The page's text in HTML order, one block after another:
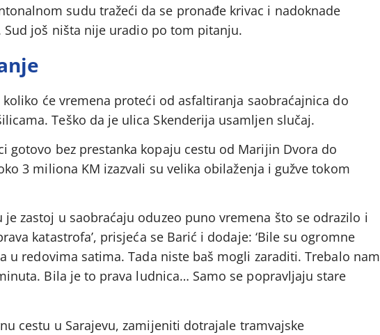
sudu tražeći da se pronađe krivac i nadoknade
još ništa nije uradio po tom pitanju.
koliko će vremena proteći od asfaltiranja saobraćajnica do
Teško da je ulica Skenderija usamljen slučaj.
gotovo bez prestanka kopaju cestu od Marijin Dvora do
3 miliona KM izazvali su velika obilaženja i gužve tokom
je zastoj u saobraćaju oduzeo puno vremena što se odrazilo i
katastrofa’, prisjeća se Barić i dodaje: ‘Bile su ogromne
u redovima satima. Tada niste baš mogli zaraditi. Trebalo nam
Bila je to prava ludnica… Samo se popravljaju stare
cestu u Sarajevu, zamijeniti dotrajale tramvajske